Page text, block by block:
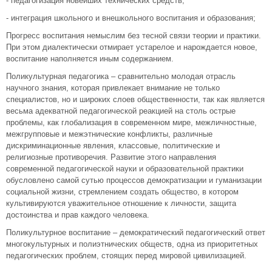
- интеграция школьного и внешкольного воспитания и образования;
Прогресс воспитания немыслим без тесной связи теории и практики.
При этом диалектически отмирает устарелое и нарождается новое,
воспитание наполняется иным содержанием.
Поликультурная педагогика – сравнительно молодая отрасль
научного знания, которая привлекает внимание не только
специалистов, но и широких слоев общественности, так как является
весьма адекватной педагогической реакцией на столь острые
проблемы, как глобализация в современном мире, межличностные,
межгрупповые и межэтнические конфликты, различные
дискриминационные явления, классовые, политические и
религиозные противоречия. Развитие этого направления
современной педагогической науки и образовательной практики
обусловлено самой сутью процессов демократизации и гуманизации
социальной жизни, стремлением создать общество, в котором
культивируются уважительное отношение к личности, защита
достоинства и прав каждого человека.
Поликультурное воспитание – демократический педагогический ответ
многокультурных и полиэтнических обществ, одна из приоритетных
педагогических проблем, стоящих перед мировой цивилизацией.